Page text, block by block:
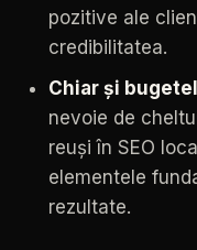
pozitive ale
credibilitatea.
Chiar și
nevoie de
reuși în SEO
elementele
rezultate.